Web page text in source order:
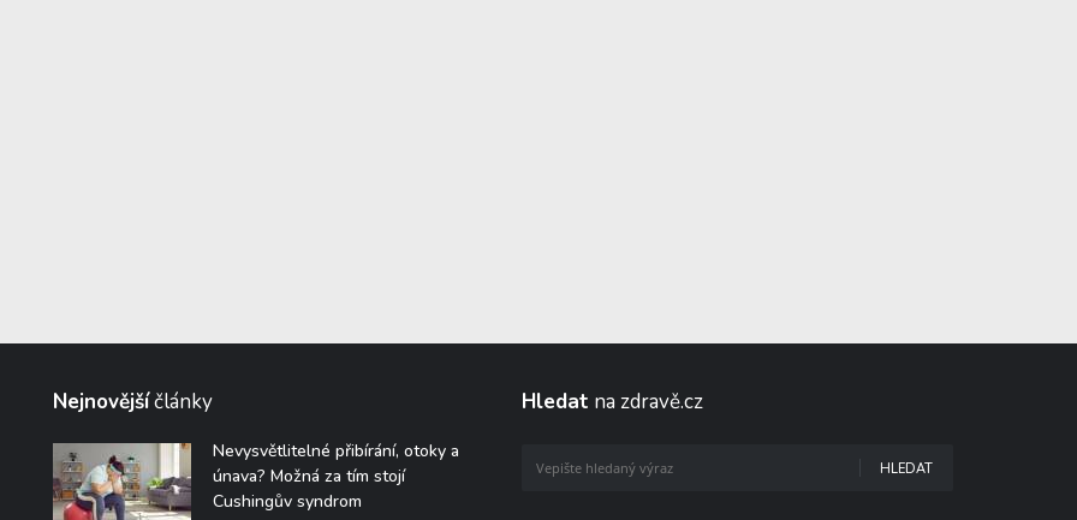
Nejnovějšíčlánky
Nevysvětlitelné přibírání, otoky a
únava? Možná za tím stojí
Cushingův syndrom
Hledat na zdravě.cz
HLEDAT